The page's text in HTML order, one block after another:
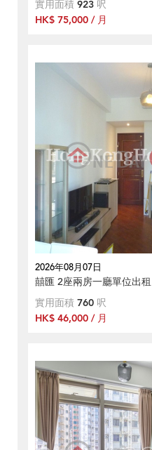
實用面積 923 呎
HK$ 75,000 / 月
2026年08月07日
囍匯 2座兩房一廳單位出租
實用面積 760 呎
HK$ 46,000 / 月